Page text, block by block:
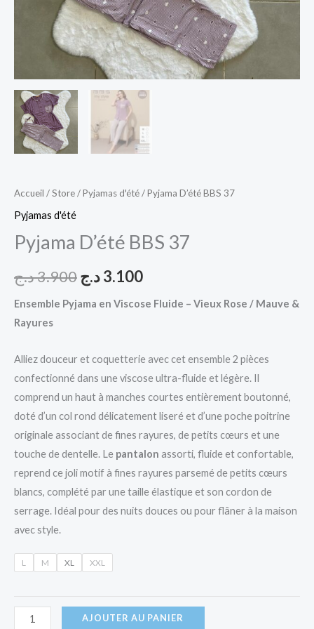
Accueil /Store/Pyjamas d'été/ Pyjama D’été BBS 37
Pyjamas d'été
Pyjama D’été BBS 37
3.900د.ج 3.100د.ج
Ensemble Pyjama en Viscose Fluide – Vieux Rose / Mauve &
Rayures
Alliez douceur et coquetterie avec cet ensemble 2 pièces
confectionné dans une viscose ultra-fluide et légère. Il
comprend un haut à manches courtes entièrement boutonné,
doté d’un col rond délicatement liseré et d’une poche poitrine
originale associant de fines rayures, de petits cœurs et une
touche de dentelle. Le pantalon assorti, fluide et confortable,
reprend ce joli motif à fines rayures parsemé de petits cœurs
blancs, complété par une taille élastique et son cordon de
serrage. Idéal pour des nuits douces ou pour flâner à la maison
avec style.
L M XL XXL
AJOUTER AU PANIER